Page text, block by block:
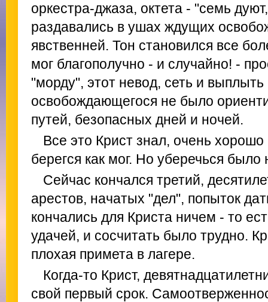
оркестра-джаза, октета - "семь
раздавались в ушах ждущих
явственней. Тон становился все
мог благополучно - и случайно! -
"морду", этот невод, сеть и
освобождающегося не было
путей, безопасных дней и ночей.
Все это Крист знал, очень
берегся как мог. Но уберечься было
Сейчас кончался третий,
арестов, начатых "дел", попыток
кончались для Криста ничем - то
удачей, и сосчитать было трудно.
плохая примета в лагере.
Когда-то Крист,
свой первый срок.